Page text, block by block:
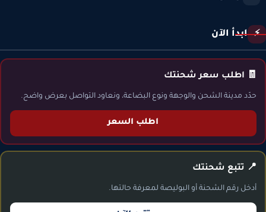
⚡ ابدأ الآن
🧾 اطلب سعر شحنتك
حدّد مدينة الشحن والوجهة ونوع البضاعة، ونعاود التواصل بعرض واضح.
اطلب السعر
📍 تتبع شحنتك
أدخل رقم الشحنة أو البوليصة لمعرفة حالتها.